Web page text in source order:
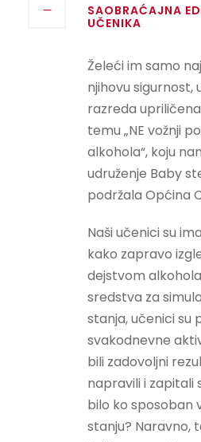
SAOBRAĆAJNA
UČENIKA
Želeći im samo
njihovu
razreda
temu „NE vožnji
alkohola“, koju
udruženje Baby
podržala Općina
Naši učenici su
kako zapravo
dejstvom
sredstva za
stanja, učenici su
svakodnevne
bili zadovoljni
napravili i zapitali
bilo ko sposoban
stanju? Naravno,